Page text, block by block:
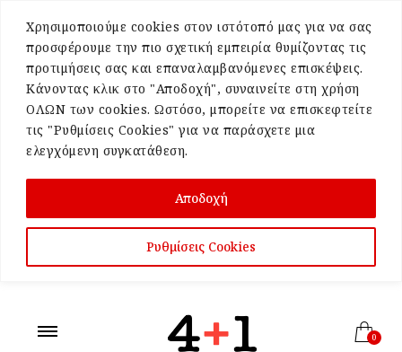
Χρησιμοποιούμε cookies στον ιστότοπό μας για να σας
προσφέρουμε την πιο σχετική εμπειρία θυμίζοντας τις
προτιμήσεις σας και επαναλαμβανόμενες επισκέψεις.
Κάνοντας κλικ στο "Αποδοχή", συναινείτε στη χρήση
ΟΛΩΝ των cookies. Ωστόσο, μπορείτε να επισκεφτείτε
τις "Ρυθμίσεις Cookies" για να παράσχετε μια
ελεγχόμενη συγκατάθεση.
Ρυθμίσεις Cookies
Αποδοχή
0